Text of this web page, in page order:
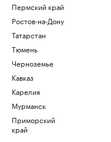
Пермский край
Ростов-на-Дону
Татарстан
Тюмень
Черноземье
Кавказ
Карелия
Мурманск
Приморский
край